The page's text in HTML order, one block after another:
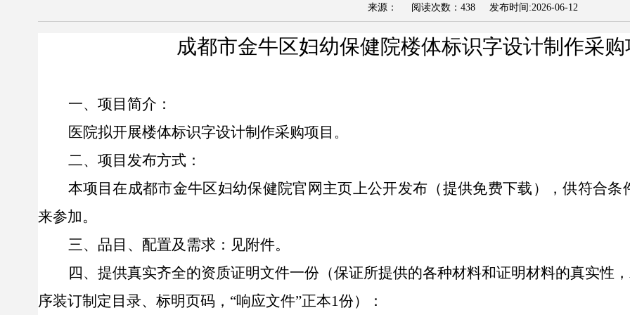
来源： 阅读次数： 438 发布时间:2026-06-12
成都市金牛区妇幼保健院楼体标识字设计制作采购
一、项目简介：
医院拟开展楼体标识字设计制 作采购项目 。
二、项目发布方式：
本项目在成都市金牛区妇幼保健院官网主页上公开发布（提供免费下载），供符合
来参加。
三、品目、配置及需求： 见附件。
四、提供真实齐全的资质证明文件一份（保证所提供的各种材料和证明材料的真实性
序装订制定目录、标明页码 ， “响应文件”正本1份）：